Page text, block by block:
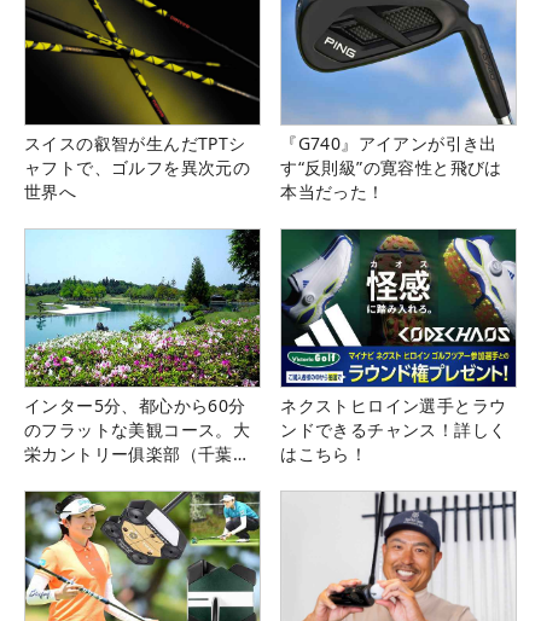
スイスの叡智が生んだTPTシ
ャフトで、ゴルフを異次元の
世界へ
『G740』アイアンが引き出
す“反則級”の寛容性と飛びは
本当だった！
インター5分、都心から60分
のフラットな美観コース。大
栄カントリー俱楽部（千葉
ネクストヒロイン選手とラウ
ンドできるチャンス！詳しく
はこちら！